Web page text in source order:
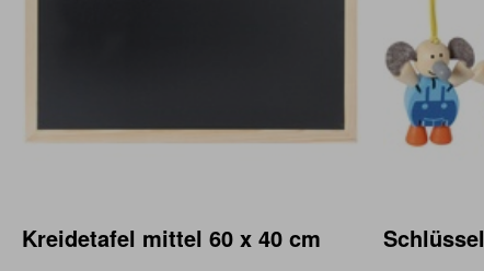
Kreidetafel mittel 60 x 40 cm